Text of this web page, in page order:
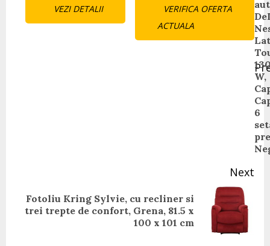
VEZI DETALII
VERIFICA OFERTA
ACTUALA
Reading
W,
6
Next
Next
Fotoliu Kring Sylvie, cu recliner si
trei trepte de confort, Grena, 81.5 x
100 x 101 cm